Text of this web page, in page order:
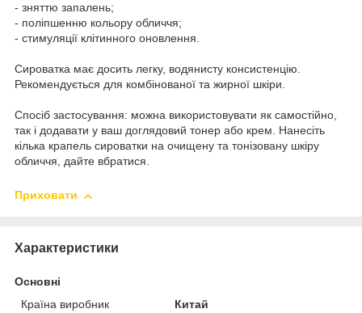
- зняттю запалень;
- поліпшенню кольору обличчя;
- стимуляції клітинного оновлення.
Сироватка має досить легку, водянисту консистенцію.
Рекомендується для комбінованої та жирної шкіри.
Спосіб застосування: можна використовувати як самостійно,
так і додавати у ваш доглядовий тонер або крем. Нанесіть
кілька крапель сироватки на очищену та тонізовану шкіру
обличчя, дайте вбратися.
Приховати
Характеристики
Основні
Країна виробник
Китай